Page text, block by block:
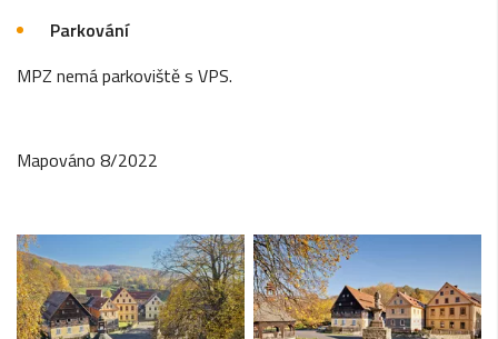
Parkování
MPZ nemá parkoviště s VPS.
Mapováno 8/2022